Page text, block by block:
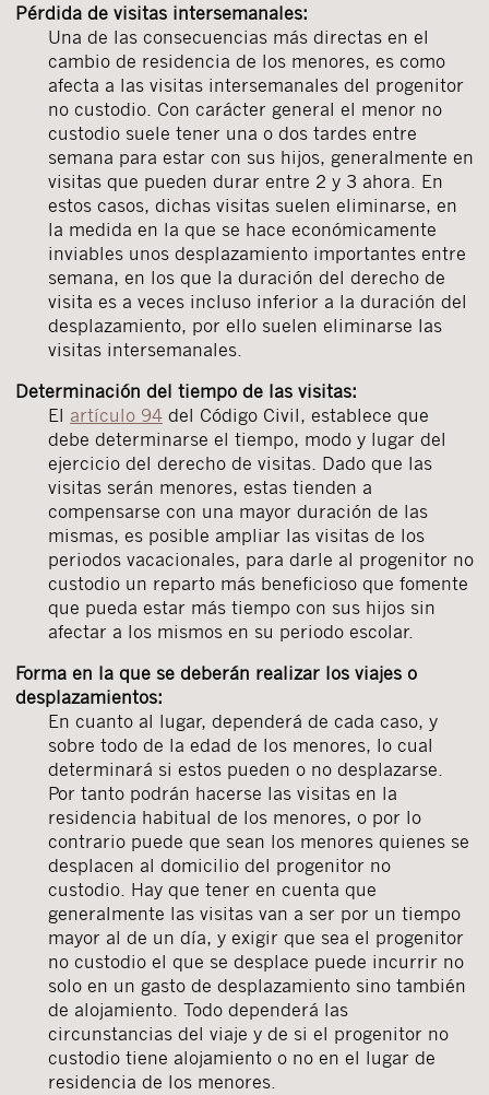
Pérdida de visitas intersemanales:
Una de las consecuencias más directas en el
cambio de residencia de los menores, es como
afecta a las visitas intersemanales del progenitor
no custodio. Con carácter general el menor no
custodio suele tener una o dos tardes entre
semana para estar con sus hijos, generalmente en
visitas que pueden durar entre 2 y 3 ahora. En
estos casos, dichas visitas suelen eliminarse, en
la medida en la que se hace económicamente
inviables unos desplazamiento importantes entre
semana, en los que la duración del derecho de
visita es a veces incluso inferior a la duración del
desplazamiento, por ello suelen eliminarse las
visitas intersemanales.
Determinación del tiempo de las visitas:
El artículo 94 del Código Civil, establece que
debe determinarse el tiempo, modo y lugar del
ejercicio del derecho de visitas. Dado que las
visitas serán menores, estas tienden a
compensarse con una mayor duración de las
mismas, es posible ampliar las visitas de los
periodos vacacionales, para darle al progenitor no
custodio un reparto más beneficioso que fomente
que pueda estar más tiempo con sus hijos sin
afectar a los mismos en su periodo escolar.
Forma en la que se deberán realizar los viajes o
desplazamientos:
En cuanto al lugar, dependerá de cada caso, y
sobre todo de la edad de los menores, lo cual
determinará si estos pueden o no desplazarse.
Por tanto podrán hacerse las visitas en la
residencia habitual de los menores, o por lo
contrario puede que sean los menores quienes se
desplacen al domicilio del progenitor no
custodio. Hay que tener en cuenta que
generalmente las visitas van a ser por un tiempo
mayor al de un día, y exigir que sea el progenitor
no custodio el que se desplace puede incurrir no
solo en un gasto de desplazamiento sino también
de alojamiento. Todo dependerá las
circunstancias del viaje y de si el progenitor no
custodio tiene alojamiento o no en el lugar de
residencia de los menores.